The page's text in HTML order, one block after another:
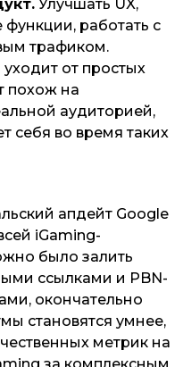
Улучшать UX,
работать с
трафиком.
от простых
похож на
аудиторией,
себя во время таких
апдейт Google
iGaming-
было залить
ссылками и PBN-
окончательно
становятся умнее,
метрик на